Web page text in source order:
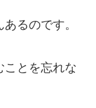
るのです。
ことを忘れな